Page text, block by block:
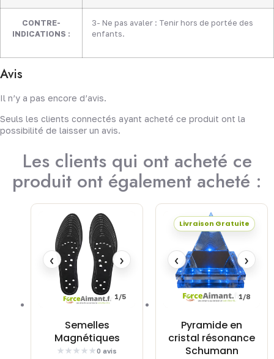
CONTRE-
INDICATIONS :
3- Ne pas avaler : Tenir hors de portée des
enfants.
Avis
Il n’y a pas encore d’avis.
Seuls les clients connectés ayant acheté ce produit ont la
possibilité de laisser un avis.
Les clients qui ont acheté ce
produit ont également acheté :
Semelles
Magnétiques
0 avis
‹ ›
1/5
Pyramide en
cristal résonance
Schumann
Livraison Gratuite
‹ ›
1/8